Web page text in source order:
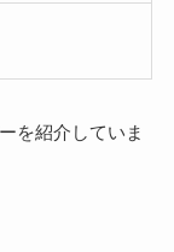
を紹介していま